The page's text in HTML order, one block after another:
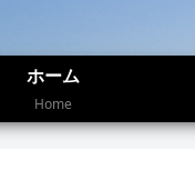
ホーム
Home